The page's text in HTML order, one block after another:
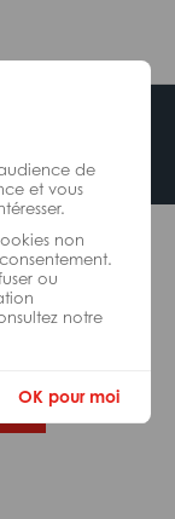
de
et vous
non
ou
notre
OK pour moi
n’est
vous
offres.
!